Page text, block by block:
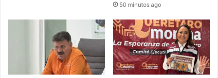
50 minutos ago